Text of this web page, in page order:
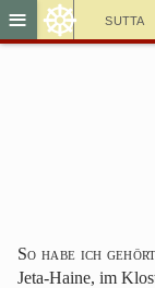
Sutta
≡ ☸
So habe ich gehört
Jeta-Haine, im